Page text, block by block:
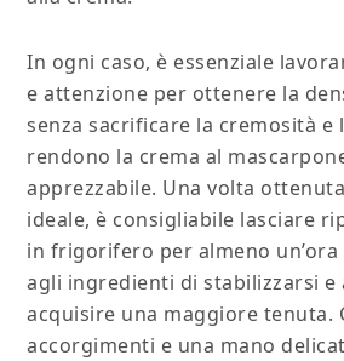
In ogni caso, è essenziale
e attenzione per ottenere la
senza sacrificare la cremosità e
rendono la crema al
apprezzabile. Una volta
ideale, è consigliabile lasciare
in frigorifero per almeno
agli ingredienti di stabilizzarsi e
acquisire una maggiore tenuta.
accorgimenti e una mano